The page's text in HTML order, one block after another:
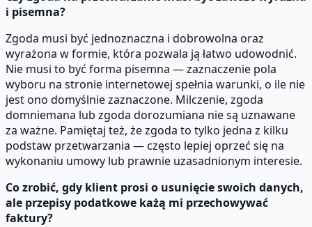
i pisemna?
Zgoda musi być jednoznaczna i dobrowolna oraz
wyrażona w formie, która pozwala ją łatwo udowodnić.
Nie musi to być forma pisemna — zaznaczenie pola
wyboru na stronie internetowej spełnia warunki, o ile nie
jest ono domyślnie zaznaczone. Milczenie, zgoda
domniemana lub zgoda dorozumiana nie są uznawane
za ważne. Pamiętaj też, że zgoda to tylko jedna z kilku
podstaw przetwarzania — często lepiej oprzeć się na
wykonaniu umowy lub prawnie uzasadnionym interesie.
Co zrobić, gdy klient prosi o usunięcie swoich danych,
ale przepisy podatkowe każą mi przechowywać
faktury?